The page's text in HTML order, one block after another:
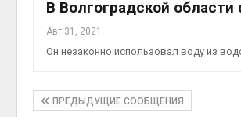
В Волгоградской
Авг 31, 2021
Он незаконно использовал воду из
ПРЕДЫДУЩИЕ СООБЩЕНИЯ